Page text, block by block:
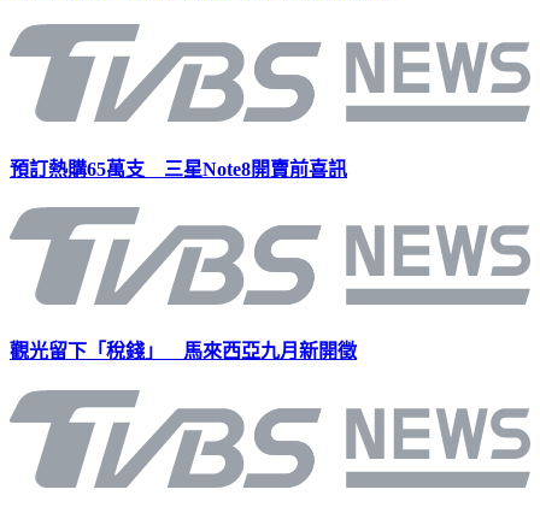
預訂熱購65萬支 三星Note8開賣前喜訊
觀光留下「稅錢」 馬來西亞九月新開徵